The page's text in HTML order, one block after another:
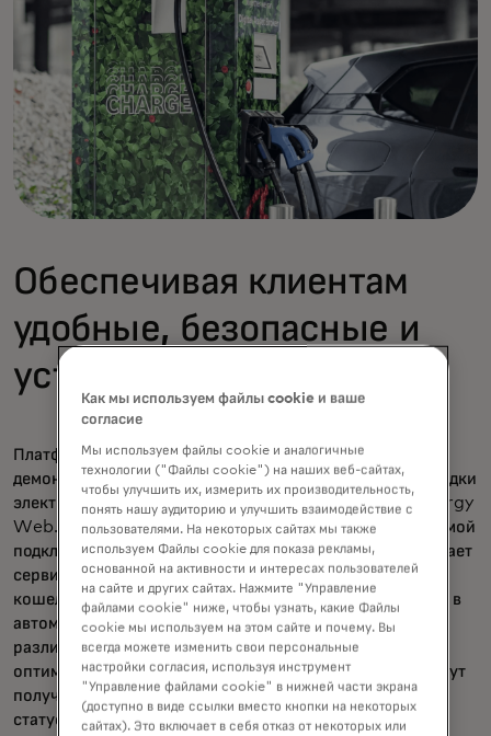
Обеспечивая клиентам
удобные, безопасные и
устойчивые платежи
Платформа Vodafone Digital Asset Broker
демонстрируется в рамках передового испытания зарядки
электромобилей благодаря нашему партнерству с Energy
Web. Разработанная для работы с растущей экосистемой
подключенных транспортных средств, DAB обеспечивает
сервис с единым приложением и интегрированным
кошельком, т. е. универсальное решение для платежей в
автомобиле, сокращая количество приложений для
различных зарядных станций и компаний и упрощая
оптимизацию маршрутов и затрат. Автомобилисты могут
получать информацию в режиме реального времени о
статусе и совместимости ближайшей доступной точки
Как мы используем файлы cookie и ваше
согласие
Мы используем файлы cookie и аналогичные
технологии ("Файлы cookie") на наших веб-сайтах,
чтобы улучшить их, измерить их производительность,
понять нашу аудиторию и улучшить взаимодействие с
пользователями. На некоторых сайтах мы также
используем Файлы cookie для показа рекламы,
основанной на активности и интересах пользователей
на сайте и других сайтах. Нажмите "Управление
файлами cookie" ниже, чтобы узнать, какие Файлы
cookie мы используем на этом сайте и почему. Вы
всегда можете изменить свои персональные
настройки согласия, используя инструмент
"Управление файлами cookie" в нижней части экрана
(доступно в виде ссылки вместо кнопки на некоторых
сайтах). Это включает в себя отказ от некоторых или